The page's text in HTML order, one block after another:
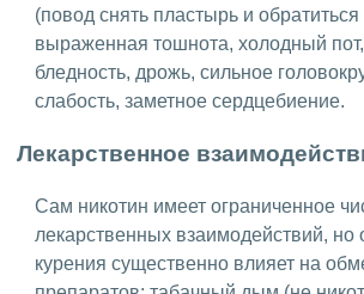
(повод снять пластырь и
выраженная тошнота, холодный
бледность, дрожь, сильное
слабость, заметное сердцебиение.
Лекарственное
Сам никотин имеет ограниченное
лекарственных взаимодействий, но
курения существенно влияет на